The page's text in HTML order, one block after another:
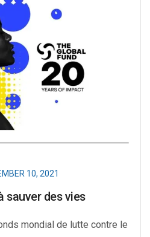
10, 2021
sauver des vies
mondial de lutte contre le